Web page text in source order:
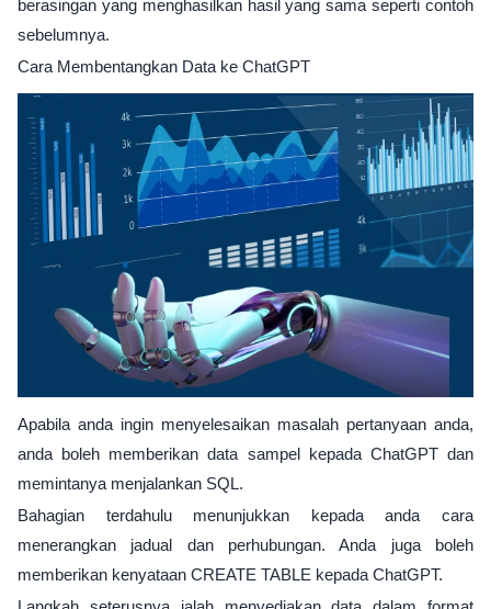
berasingan yang menghasilkan hasil yang sama seperti contoh
sebelumnya.
Cara Membentangkan Data ke ChatGPT
Apabila anda ingin menyelesaikan masalah pertanyaan anda,
anda boleh memberikan data sampel kepada ChatGPT dan
memintanya menjalankan SQL.
Bahagian terdahulu menunjukkan kepada anda cara
menerangkan jadual dan perhubungan. Anda juga boleh
memberikan kenyataan CREATE TABLE kepada ChatGPT.